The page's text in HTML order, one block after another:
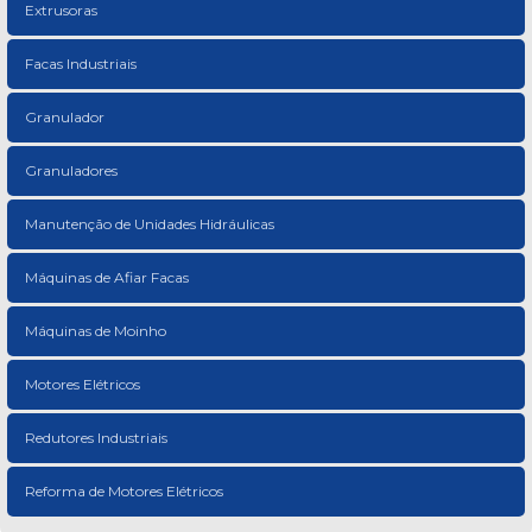
Extrusoras
Facas Industriais
Granulador
Granuladores
Manutenção de Unidades Hidráulicas
Máquinas de Afiar Facas
Máquinas de Moinho
Motores Elétricos
Redutores Industriais
Reforma de Motores Elétricos